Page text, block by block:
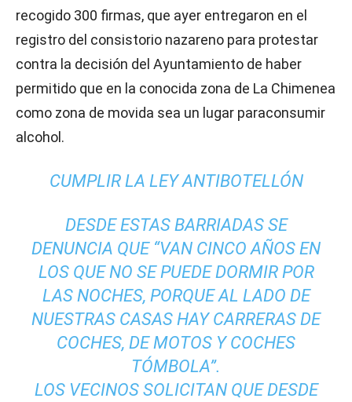
recogido 300 firmas, que ayer entregaron en el
registro del consistorio nazareno para protestar
contra la decisión del Ayuntamiento de haber
permitido que en la conocida zona de La Chimenea
como zona de movida sea un lugar paraconsumir
alcohol.
CUMPLIR LA LEY ANTIBOTELLÓN
DESDE ESTAS BARRIADAS SE
DENUNCIA QUE “VAN CINCO AÑOS EN
LOS QUE NO SE PUEDE DORMIR POR
LAS NOCHES, PORQUE AL LADO DE
NUESTRAS CASAS HAY CARRERAS DE
COCHES, DE MOTOS Y COCHES
TÓMBOLA”.
LOS VECINOS SOLICITAN QUE DESDE